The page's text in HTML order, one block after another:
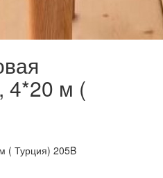
4*20 м (
( Турция) 205B